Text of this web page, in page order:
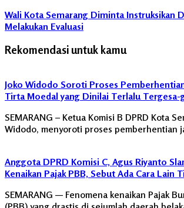
Wali Kota Semarang Diminta Instruksikan
Melakukan Evaluasi
Rekomendasi untuk kamu
Joko Widodo Soroti Proses
Tirta Moedal yang Dinilai Terlalu Tergesa-
SEMARANG – Ketua Komisi B DPRD Kota
Widodo, menyoroti proses pemberhentian
Anggota DPRD Komisi C, Agus Riyanto
Kenaikan Pajak PBB, Sebut Ada Cara Lain
SEMARANG — Fenomena kenaikan Pajak